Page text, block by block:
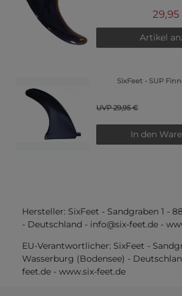
29,95
Artikel
SixFeet - SUP
UVP 29,95 €
In den
Hersteller: SixFeet - Sandgraben 1 -
- Deutschland - info@six-feet.de -
EU-Verantwortlicher: SixFeet -
Wasserburg (Bodensee) -
feet.de - www.six-feet.de